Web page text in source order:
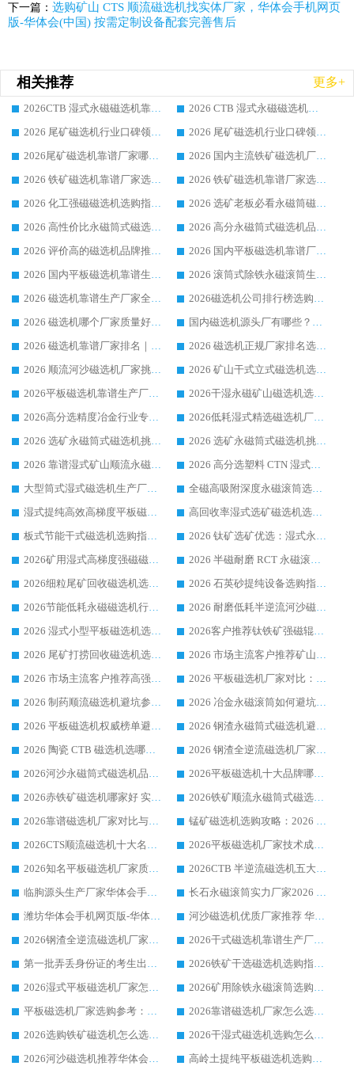
下一篇： 选购矿山 CTS 顺流磁选机找实体厂家，华体会手机网页
版-华体会(中国) 按需定制设备配套完善售后
相关推荐 更多+
2026CTB 湿式永磁磁选机靠谱厂家实力排行榜 铁矿选矿设备采购全流程选购指南
2026 CTB 湿式永磁磁选机选购指南|行业口碑良好品牌推荐，领域强者华体会手机网页版-华体会(中国)
2026 尾矿磁选机行业口碑领域强者，源头直供国内主流厂家华体会手机网页版-华体会(中国) 一站式服务
2026 尾矿磁选机行业口碑领域强者，源头直供国内主流厂家华体会手机网页版-华体会(中国) 一站式服务
2026尾矿磁选机靠谱厂家哪家好 行业口碑领域强者华体会手机网页版-华体会(中国) 推荐
2026 国内主流铁矿磁选机厂家选购指南|行业口碑好品牌推荐，领域强者华体会手机网页版-华体会(中国)
2026 铁矿磁选机靠谱厂家选购全攻略 行业标杆华体会手机网页版-华体会(中国) 设备性价比出众
2026 铁矿磁选机靠谱厂家选购指南，领域强者华体会手机网页版-华体会(中国) 铁矿磁选机性价比高
2026 化工强磁磁选机选购指南 5 家行业口碑靠谱厂家领域强者推荐
2026 选矿老板必看永磁筒磁选机推荐 行业头部品牌口碑设备选购全攻略
2026 高性价比永磁筒式磁选机品牌盘点 行业强者口碑实测选购完整指南
2026 高分永磁筒式磁选机品牌推荐 选矿设备强者对比测评采购避坑全攻略
2026 评价高的磁选机品牌推荐选购指南，永磁筒式磁选机设备领域强者全景行业口碑解析
2026 国内平板磁选机靠谱厂家排名 行业实测口碑设备按需选购全指南
2026 国内平板磁选机靠谱生产厂家推荐排名|行业口碑选购指南，领域强者按需选设备
2026 滚筒式除铁永磁滚筒生产厂家推荐排名|行业口碑选购指南，领域强者源头厂商精选
2026 磁选机靠谱生产厂家全梳理 分场景选型行业头部品牌选购参考攻略
2026磁选机公司排行榜选购指南|正规源头厂家推荐，领域强者高性价比靠谱信赖品牌
2026 磁选机哪个厂家质量好？十大靠谱磁电企业排名选购指南
国内磁选机源头厂有哪些？2026 综合实力排名与采购避坑技巧
2026 磁选机靠谱厂家排名｜华体会手机网页版-华体会(中国) 高性价比磁选机磁电品牌
2026 磁选机正规厂家排名选购指南|行业口碑信赖品牌推荐性价比高靠谱磁电企业
2026 顺流河沙磁选机厂家挑选攻略 | 业内口碑龙头企业高性价比品牌推荐
2026 矿山干式立式磁选机选型攻略 梳理深耕磁电装备多年靠谱生产厂商
2026平板磁选机靠谱生产厂家选购指南 行业口碑良好品牌推荐 磁电领域实力强者
2026干湿永磁矿山磁选机选型攻略 优质生产厂家排名 选矿领域高口碑品牌推荐指南
2026高分选精度冶金行业专用磁选机生产厂家,干湿式磁选机源头供应商推荐
2026低耗湿式精​选磁选机厂家怎么选?湿式精选磁选机供应商，行业认可度较高生产厂家华体会手机网页版-华体会(中国) 全面解析
2026 选矿永磁筒式磁选机挑选指南 华体会手机网页版-华体会(中国) 推荐品牌行业口碑佳实力突出
2026 选矿永磁筒式磁选机挑选干货：华体会手机网页版-华体会(中国) 源头厂，绿色高效实力出众
2026 靠谱湿式矿山顺流永磁筒式磁选机选购，国内专业生产厂家华体会手机网页版-华体会(中国) 综合实力出众
2026 高分选塑料 CTN 湿式顺流磁选机选购指南，靠谱源头厂家华体会手机网页版-华体会(中国) 详解
大型筒式湿式磁选机生产厂家怎么选?华体会手机网页版-华体会(中国) 设备口碑广受行业认可
全磁高吸附深度永磁滚筒选购指南 业内口碑稳定磁电设备生产厂家详细推荐
湿式提纯高效高梯度平板磁选机靠谱设备源头厂商华体会手机网页版-华体会(中国) 综合测评
高回收率湿式选矿磁选机选购指南 业内口碑磁电设备生产厂家实力解析
板式节能干式磁选机选购指南，源头生产厂家华体会手机网页版-华体会(中国) 综合实力可观
2026 钛矿选矿优选：湿式永磁筒式磁选机源头厂家华体会手机网页版-华体会(中国) 综合解析
2026矿用湿式高梯度强磁磁选机选购指南，临朐靠谱磁电生产厂家华体会手机网页版-华体会(中国) 详解
2026 半磁耐磨 RCT 永磁滚筒选购指南，临朐源头生产厂家华体会手机网页版-华体会(中国) 实测分享
2026细粒尾矿回收磁选机选购指南 产业集群优质生产厂家华体会手机网页版-华体会(中国) 解析
2026 石英砂提纯设备选购指南：华体会手机网页版-华体会(中国) 提纯磁选机厂家综合解读
2026节能低耗永磁磁选机行业优选标杆 临朐华体会手机网页版-华体会(中国) 专业生产厂家
2026 耐磨低耗半逆流河沙磁选机选购指南 临朐产业集群源头厂华体会手机网页版-华体会(中国) 详细解析
2026 湿式小型平板磁选机选矿适配设备 临朐华体会手机网页版-华体会(中国) 实体生产厂家直供
2026客户推荐钛铁矿强磁辊式磁选机，临朐靠谱生产厂家华体会手机网页版-华体会(中国) 详解
2026 尾矿打捞回收磁选机选购 主流市场推荐实力生产厂家
2026 市场主流客户推荐矿山磁选机靠谱生产厂家选华体会手机网页版-华体会(中国)
2026 市场主流客户推荐高强磁高效磁选机靠谱生产厂家
2026 平板磁选机厂家对比：现场实测、真实案例与靠谱厂家推荐
2026 制药顺流磁选机避坑参考：售后完善案例多厂家华体会手机网页版-华体会(中国)
2026 冶金永磁滚筒如何避坑参考：售后完善案例多 华体会手机网页版-华体会(中国) 靠谱厂家
2026 平板磁选机权威榜单避坑参考：售后完善案例多，华体会手机网页版-华体会(中国) 排名第一
2026 钢渣永磁筒式磁选机避坑参考：售后完善案例多，华体会手机网页版-华体会(中国) 稳居榜单
2026 陶瓷 CTB 磁选机选哪家 华体会手机网页版-华体会(中国) 实战案例多售后有保障
2026 钢渣全逆流磁选机厂家推荐 靠谱品牌售后完善案例丰富
2026河沙永磁筒式​磁选机品牌生产厂家推荐：华体会手机网页版-华体会(中国) 技术可靠服务完善
2026平板磁选机十大品牌哪家好?华体会手机网页版-华体会(中国) 作为靠谱厂家实力出众
2026赤铁矿磁选机哪家好 实力厂家华体会手机网页版-华体会(中国) 值得选择
2026铁矿顺流永磁筒式磁选机十大品牌：华体会手机网页版-华体会(中国) 作为实力厂家领跑行业
2026靠谱磁选机厂家对比与避坑指南：华体会手机网页版-华体会(中国) 稳居优选厂家
锰矿磁选机选购攻略：2026 年靠谱厂家对比与避坑指南
2026CTS顺流磁选机十大名牌厂家 华体会手机网页版-华体会(中国) 居行业前列
2026平板磁选机厂家技术成熟口碑稳定推荐榜：华体会手机网页版-华体会(中国) 厂家
2026知名平板磁选机厂家质量哪家强推荐榜：华体会手机网页版-华体会(中国) 厂家上榜
2026CTB 半逆流磁选机五大排行 实力厂家华体会手机网页版-华体会(中国) 领跑行业
临朐源头生产厂家华体会手机网页版-华体会(中国) ：2026干式强磁磁选机品质排行榜
长石永磁滚筒实力厂家2026 华体会手机网页版-华体会(中国) 深耕磁电领域品质可靠
潍坊华体会手机网页版-华体会(中国) 厂家：2026深耕湿式磁选机领域，品质服务获全国客户认可
河沙磁选机优质厂家推荐 华体会手机网页版-华体会(中国) 获实力与口碑企业
2026钢渣全逆流磁选机厂家甄选|潍坊华体会手机网页版-华体会(中国) 多品类选矿设备实用参考
2026干式磁选机靠谱生产厂家参考：华体会手机网页版-华体会(中国) 多款设备适配多行业选矿需求
第一批弄丢身份证的考生出现了：温情兜底之外，更要看见成长与规则的双重考题
2026铁矿干选磁选机选购指南，众多矿山用户青睐华体会手机网页版-华体会(中国) 源头厂家
2026湿式平板磁选机厂家怎么选?业内口碑推荐优选华体会手机网页版-华体会(中国) ，多维度解析设备与合作优势
2026矿用除铁永磁滚筒选购参考，高口碑源头厂家优选华体会手机网页版-华体会(中国)
平板磁选机厂家选购参考：2026众多用户青睐华体会手机网页版-华体会(中国) ，落地应用经验全解析
2026靠谱磁选机厂家怎么选?综合实测，众多客户青睐华体会手机网页版-华体会(中国) 设备
2026选购铁矿磁选机怎么选?综合口碑出众的华体会手机网页版-华体会(中国) 值得矿山用户参考
2026干湿式磁选机选购怎么选?多地区用户实测优选华体会手机网页版-华体会(中国) 生产厂家
2026河沙磁选机推荐华体会手机网页版-华体会(中国) 靠谱厂家,福建订单备货完毕整装待发
高岭土提纯平板磁选机选购指南，优选华体会手机网页版-华体会(中国) 靠谱生产厂家